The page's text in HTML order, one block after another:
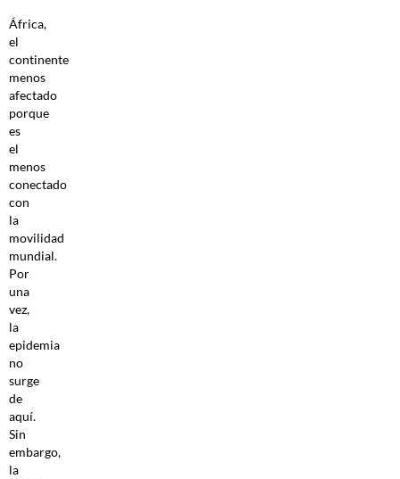
África,
el
continente
menos
afectado
porque
es
el
menos
conectado
con
la
movilidad
mundial.
Por
una
vez,
la
epidemia
no
surge
de
aquí.
Sin
embargo,
la